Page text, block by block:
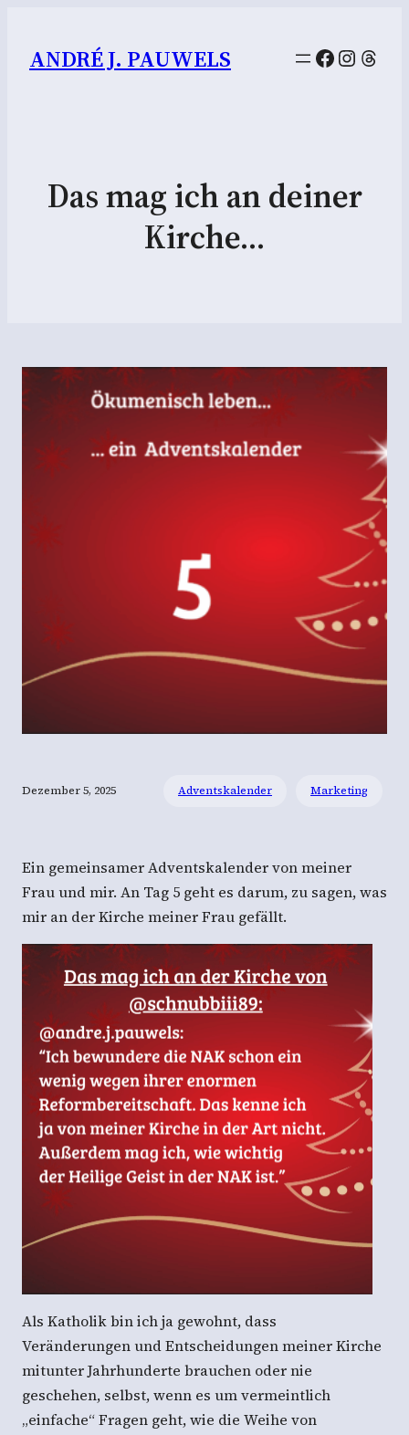
ANDRÉ J. PAUWELS Facebook
Das mag ich an deiner
Kirche…
Dezember 5, 2025 Adventskalender Marketing
Ein gemeinsamer Adventskalender von meiner
Frau und mir. An Tag 5 geht es darum, zu sagen, was
mir an der Kirche meiner Frau gefällt.
Als Katholik bin ich ja gewohnt, dass
Veränderungen und Entscheidungen meiner Kirche
mitunter Jahrhunderte brauchen oder nie
geschehen, selbst, wenn es um vermeintlich
„einfache“ Fragen geht, wie die Weihe von